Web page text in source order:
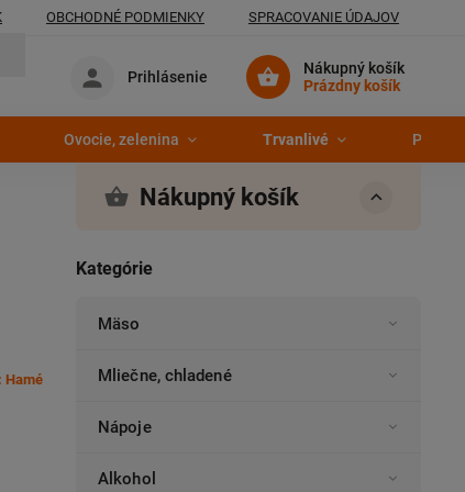
OBCHODNÉ PODMIENKY SPRACOVANIE ÚDAJOV
Nákupný košík
Prázdny košík
Prihlásenie
Ovocie, zelenina Trvanlivé
Nákupný košík
Kategórie
Mäso
Mliečne, chladené
Nápoje
Alkohol
Hamé